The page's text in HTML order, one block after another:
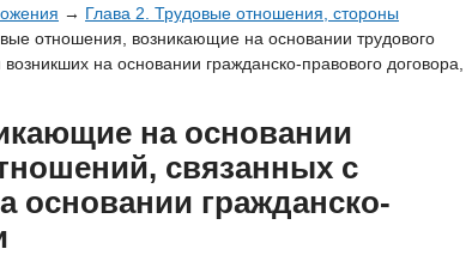
→ Глава 2. Трудовые отношения, стороны
отношения, возникающие на основании трудового
на основании гражданско-правового договора,
на основании
связанных с
основании гражданско-